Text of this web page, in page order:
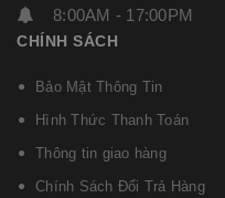
8:00AM - 17:00PM
CHÍNH SÁCH
Bảo Mật Thông Tin
Hình Thức Thanh Toán
Thông tin giao hàng
Chính Sách Đổi Trả Hàng